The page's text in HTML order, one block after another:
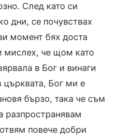
След като си
дни, се почувствах
момент бях доста
мислех, че щом като
в Бог и винаги
църквата, Бог ми е
бързо, така че съм
разпространявам
повече добри